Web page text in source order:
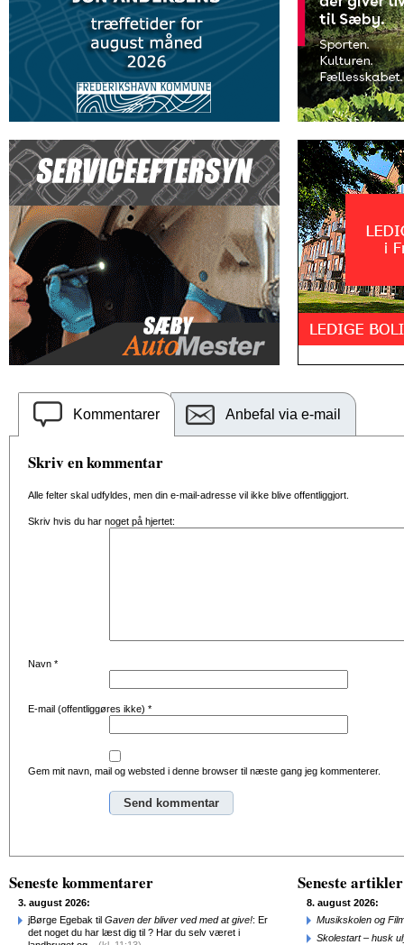
Kommentarer Anbefal via e-mail
Skriv en kommentar
Alle felter skal udfyldes, men din e-mail-adresse vil ikke blive offentliggjort.
Skriv hvis du har noget på hjertet:
Navn *
E-mail (offentliggøres ikke) *
Gem mit navn, mail og websted i denne browser til næste gang jeg kommenterer.
Seneste kommentarer
3. august 2026:
jBørge Egebak til Gaven der bliver ved med at give!: Er
det noget du har læst dig til ? Har du selv været i
Seneste artikler
8. august 2026:
Musikskolen og
Skolestart – husk